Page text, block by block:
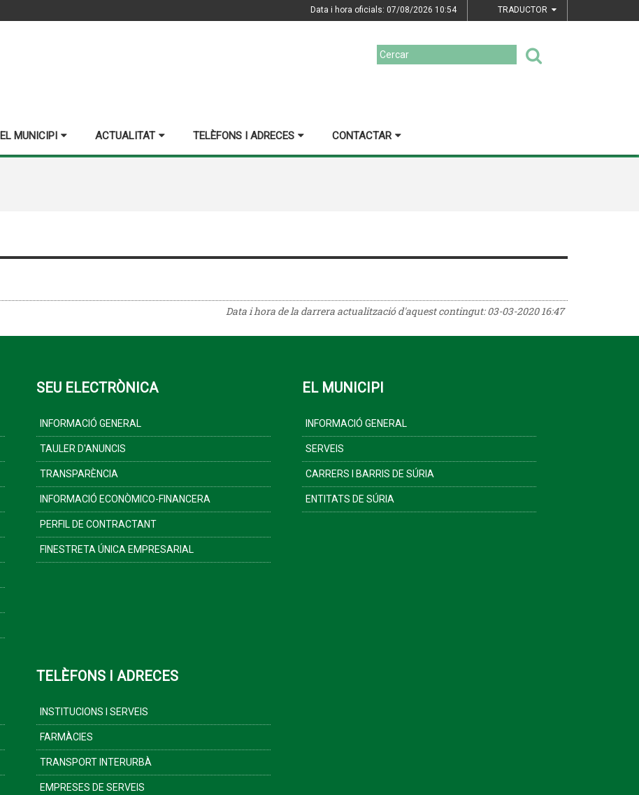
Data i hora oficials: 07/08/2026 10:54 TRADUCTOR
EL MUNICIPI ACTUALITAT TELÈFONS I ADRECES CONTACTAR
Data i hora de la darrera actualització d'aquest contingut:03-03-2020 16:47
SEU ELECTRÒNICA
INFORMACIÓ GENERAL
TAULER D'ANUNCIS
TRANSPARÈNCIA
INFORMACIÓ ECONÒMICO-FINANCERA
PERFIL DE CONTRACTANT
FINESTRETA ÚNICA EMPRESARIAL
EL MUNICIPI
INFORMACIÓ GENERAL
SERVEIS
CARRERS I BARRIS DE SÚRIA
ENTITATS DE SÚRIA
TELÈFONS I ADRECES
INSTITUCIONS I SERVEIS
FARMÀCIES
TRANSPORT INTERURBÀ
EMPRESES DE SERVEIS